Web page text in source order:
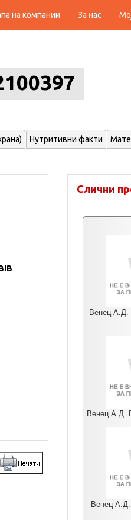
на компании За нас
Нутритивни факти
Слични
Венец А.Д.
Венец А.Д.
Венец А.Д.